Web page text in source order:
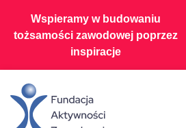
Wspieramy w budowaniu
tożsamości zawodowej poprzez
inspiracje